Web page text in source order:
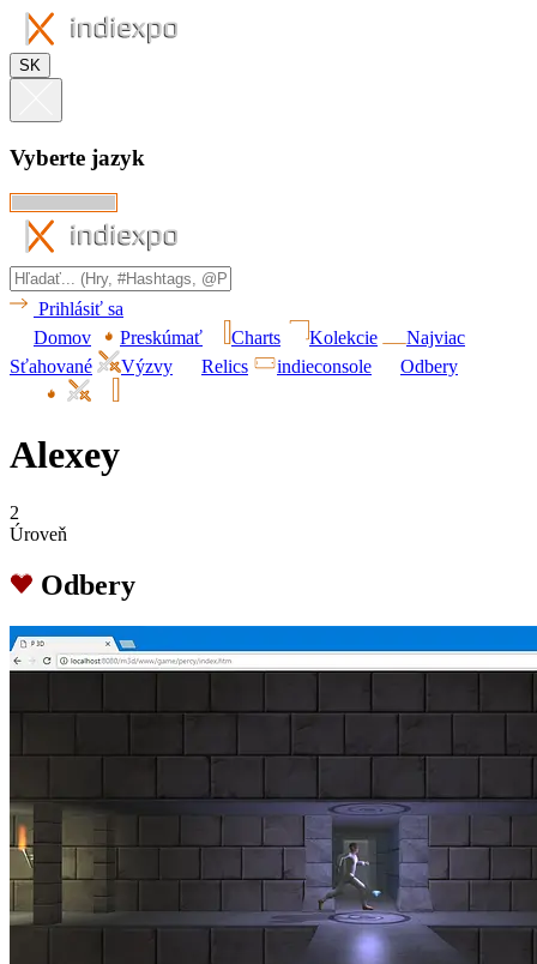
SK
Vyberte jazyk
Prihlásiť sa
Domov
Preskúmať Charts Kolekcie
Najviac
Sťahované
Výzvy Relics indieconsole Odbery
Alexey
2
Úroveň
Odbery